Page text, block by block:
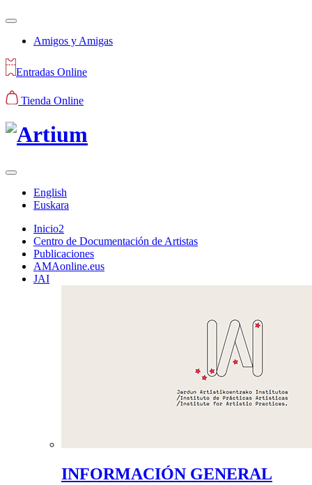
Amigos y Amigas
Entradas Online
Tienda Online
English
Euskara
Inicio2
Centro de Documentación de Artistas
Publicaciones
AMAonline.eus
JAI
INFORMACIÓN GENERAL